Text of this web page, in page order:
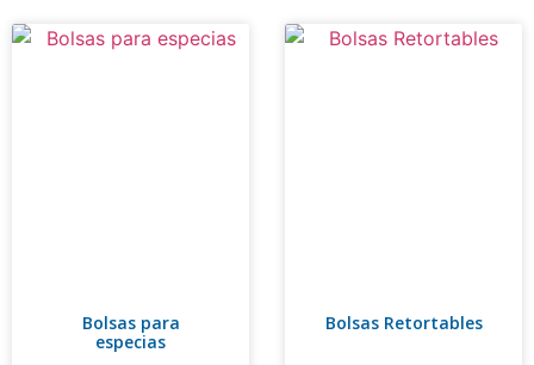
Bolsas para
especias
Bolsas Retortables